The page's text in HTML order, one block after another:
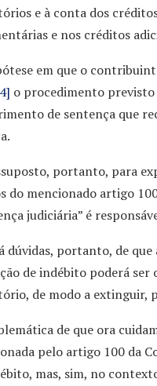
e à conta dos
e nos créditos
em que o
o procedimento previsto
de sentença que
portanto, para
do mencionado artigo
judiciária” é
dúvidas, portanto, de
de indébito poderá ser
de modo a extinguir,
de que ora
pelo artigo 100 da
mas, sim, no